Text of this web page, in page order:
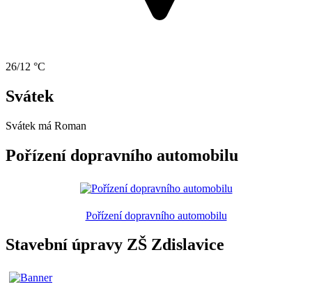
26/12 °C
Svátek
Svátek má Roman
Pořízení dopravního automobilu
Pořízení dopravního automobilu
Stavební úpravy ZŠ Zdislavice